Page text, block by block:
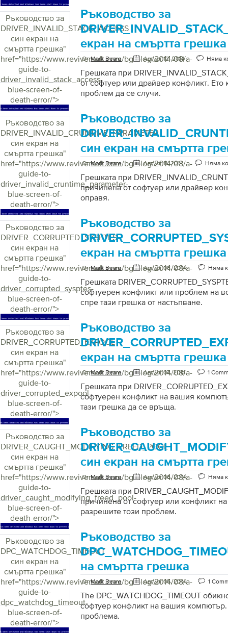
Ръководство за
DRIVER_INVALID_STACK_ACCESS
син екран на
смъртта грешка"
href="https://www.reviversoft.com/bg/blog/2014/08/a-
guide-to-
driver_invalid_stack_access-
blue-screen-of-
death-error/">
Ръководство за
екран на смъртта грешка
ОтMark Beare Август 12, 2014 Няма
Грешката при
от софтуер или драйвер конфликт. Ето
проблем да се случи.
Ръководство за
DRIVER_INVALID_CRUNTIME_PARAMETER
син екран на
смъртта грешка"
href="https://www.reviversoft.com/bg/blog/2014/08/a-
guide-to-
driver_invalid_cruntime_parameter-
blue-screen-of-
death-error/">
Ръководство за
син екран на смъртта
ОтMark Beare Август 11, 2014 Няма
Грешката при
причинена от софтуер или драйвер
оправя.
Ръководство за
DRIVER_CORRUPTED_SYSPTES
син екран на
смъртта грешка"
href="https://www.reviversoft.com/bg/blog/2014/08/a-
guide-to-
driver_corrupted_sysptes-
blue-screen-of-
death-error/">
Ръководство за
екран на смъртта грешка
ОтMark Beare Август 08, 2014 Няма
Грешката
софтуерен конфликт или проблем на
спре тази грешка от настъпване.
Ръководство за
DRIVER_CORRUPTED_EXPOOL
син екран на
смъртта грешка"
href="https://www.reviversoft.com/bg/blog/2014/08/a-
guide-to-
driver_corrupted_expool-
blue-screen-of-
death-error/">
Ръководство за
екран на смъртта грешка
ОтMark Beare Август 07, 2014 1
Грешката при
софтуерен конфликт на вашия
тази грешка да се връща.
Ръководство за
DRIVER_CAUGHT_MODIFYING_FREED_POOL
син екран на
смъртта грешка"
href="https://www.reviversoft.com/bg/blog/2014/08/a-
guide-to-
driver_caught_modifying_freed_pool-
blue-screen-of-
death-error/">
Ръководство за
син екран на смъртта
ОтMark Beare Август 06, 2014 Няма
Грешката при
причинена от софтуер или конфликт
разрешите този проблем.
Ръководство за
DPC_WATCHDOG_TIMEOUT
син екран на
смъртта грешка"
href="https://www.reviversoft.com/bg/blog/2014/08/a-
guide-to-
dpc_watchdog_timeout-
blue-screen-of-
death-error/">
Ръководство за
на смъртта грешка
ОтMark Beare Август 05, 2014 1
The DPC_WATCHDOG_TIMEOUT
софтуер конфликт на вашия компютър.
проблема.